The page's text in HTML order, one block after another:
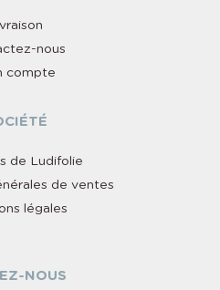
nous
compte
de Ludifolie
de ventes
légales
NOUS